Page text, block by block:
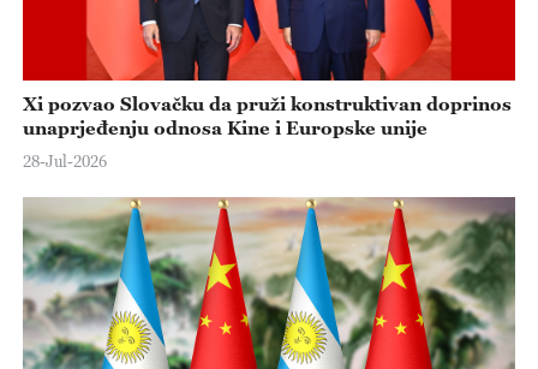
Xi pozvao Slovačku da pruži konstruktivan doprinos
unaprjeđenju odnosa Kine i Europske unije
28-Jul-2026